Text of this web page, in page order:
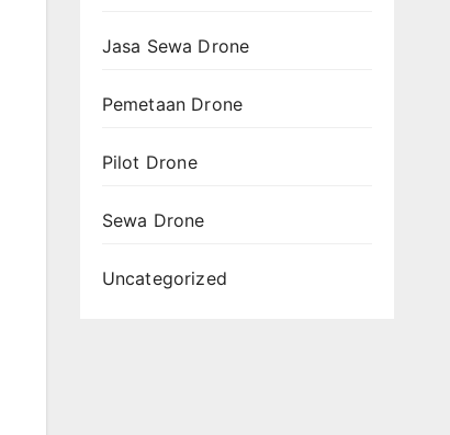
Jasa Sewa Drone
Pemetaan Drone
Pilot Drone
Sewa Drone
Uncategorized